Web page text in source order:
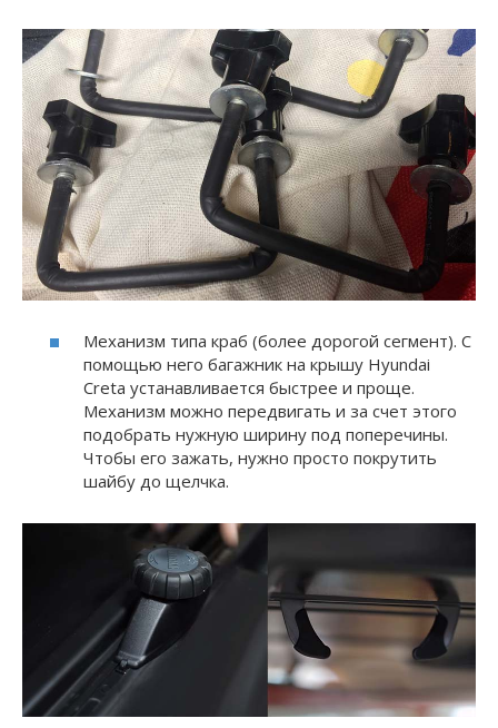
Механизм типа краб (более дорогой сегмент). С
помощью него багажник на крышу Hyundai
Creta устанавливается быстрее и проще.
Механизм можно передвигать и за счет этого
подобрать нужную ширину под поперечины.
Чтобы его зажать, нужно просто покрутить
шайбу до щелчка.